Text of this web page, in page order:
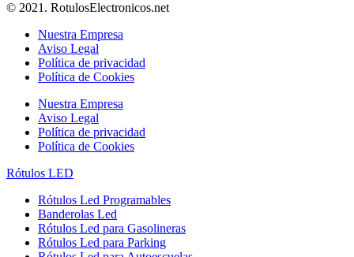
© 2021. RotulosElectronicos.net
Nuestra Empresa
Aviso Legal
Política de privacidad
Política de Cookies
Nuestra Empresa
Aviso Legal
Política de privacidad
Política de Cookies
Rótulos LED
Rótulos Led Programables
Banderolas Led
Rótulos Led para Gasolineras
Rótulos Led para Parking